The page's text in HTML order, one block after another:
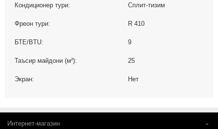
Кондиционер тури: Сплит-тизим
Фреон тури: R 410
БТЕ/BTU: 9
Таъсир майдони (м²): 25
Экран: Нет
Интернет-магазин